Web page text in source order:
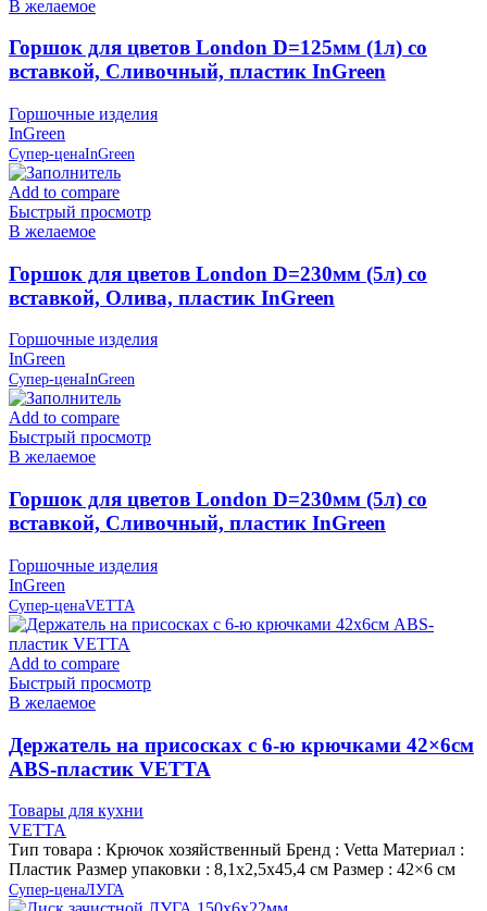
В желаемое
Горшок для цветов London D=125мм (1л) со
вставкой, Сливочный, пластик InGreen
Горшочные изделия
InGreen
Супер-ценаInGreen
Add to compare
Быстрый просмотр
В желаемое
Горшок для цветов London D=230мм (5л) со
вставкой, Олива, пластик InGreen
Горшочные изделия
InGreen
Супер-ценаInGreen
Add to compare
Быстрый просмотр
В желаемое
Горшок для цветов London D=230мм (5л) со
вставкой, Сливочный, пластик InGreen
Горшочные изделия
InGreen
Супер-ценаVETTA
Add to compare
Быстрый просмотр
В желаемое
Держатель на присосках с 6-ю крючками 42×6см
ABS-пластик VETTA
Товары для кухни
VETTA
Тип товара : Крючок хозяйственный Бренд : Vetta Материал :
Пластик Размер упаковки : 8,1х2,5х45,4 см Размер : 42×6 см
Супер-ценаЛУГА